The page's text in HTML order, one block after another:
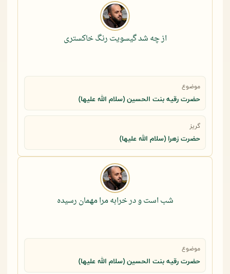
از چه شد گیسویت رنگ خاکستری
موضوع
حضرت رقيه بنت الحسين (سلام الله عليها)
گریز
حضرت زهرا (سلام الله علیها)
شب است و در خرابه مرا مهمان رسیده
موضوع
حضرت رقيه بنت الحسين (سلام الله عليها)